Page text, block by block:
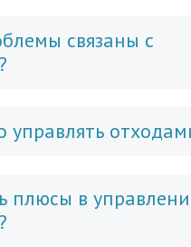
связаны с
управлять
плюсы в